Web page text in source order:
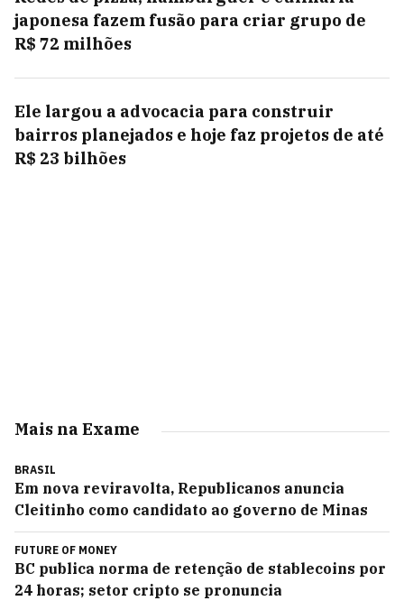
japonesa fazem fusão para criar grupo de
R$ 72 milhões
Ele largou a advocacia para construir
bairros planejados e hoje faz projetos de até
R$ 23 bilhões
Mais na Exame
BRASIL
Em nova reviravolta, Republicanos anuncia
Cleitinho como candidato ao governo de Minas
FUTURE OF MONEY
BC publica norma de retenção de stablecoins por
24 horas; setor cripto se pronuncia